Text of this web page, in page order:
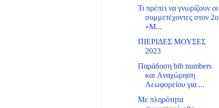
Τι πρέπει να γνωρίζουν οι
συμμετέχοντες στον 2ο
«Μ...
ΠΙΕΡΙΔΕΣ ΜΟΥΣΕΣ
2023
Παράδοση bib numbers
και Aναχώρηση
Λεωφορείου για ...
Με πληρότητα